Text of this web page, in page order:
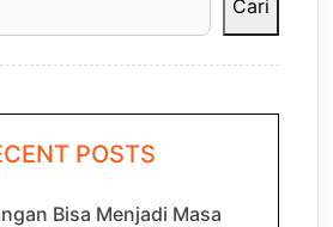
Cari
POSTS
Bisa Menjadi Masa